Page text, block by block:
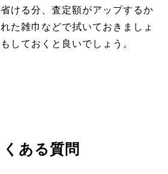
ける分、査定額がアップするか
た雑巾などで拭いておきましょ
しておくと良いでしょう。
くある質問